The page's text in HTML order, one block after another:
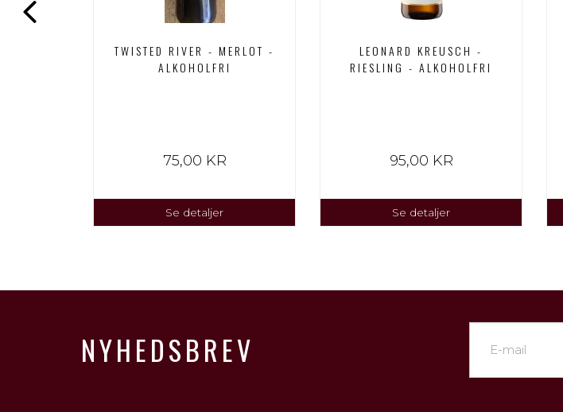
TWISTED RIVER - MERLOT -
ALKOHOLFRI
75,00 KR
Se detaljer
LEONARD KREUSCH -
RIESLING - ALKOHOLFRI
95,00 KR
Se detaljer
NYHEDSBREV